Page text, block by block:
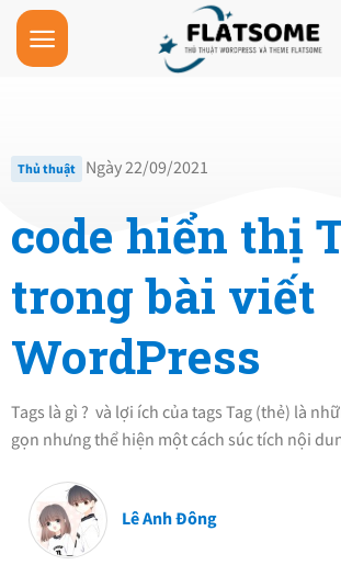
Skip
content
Thủ thuật Ngày 22/09/2021
code hiển thị
trong bài viết
WordPress
Tags là gì ? và lợi ích của tags Tag (thẻ) là
gọn nhưng thể hiện một cách súc tích nội
Lê Anh Đông